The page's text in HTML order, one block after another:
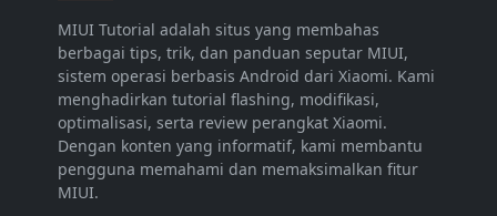
MIUI Tutorial adalah situs yang membahas
berbagai tips, trik, dan panduan seputar MIUI,
sistem operasi berbasis Android dari Xiaomi. Kami
menghadirkan tutorial flashing, modifikasi,
optimalisasi, serta review perangkat Xiaomi.
Dengan konten yang informatif, kami membantu
pengguna memahami dan memaksimalkan fitur
MIUI.